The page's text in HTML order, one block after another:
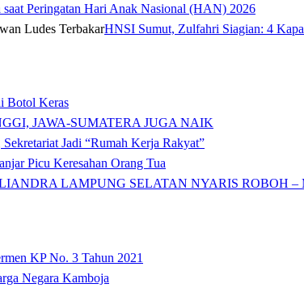
saat Peringatan Hari Anak Nasional (HAN) 2026
HNSI Sumut, Zulfahri Siagian: 4
Botol Keras
JAWA-SUMATERA JUGA NAIK
Jadi “Rumah Kerja Rakyat”
Picu Keresahan Orang Tua
LAMPUNG SELATAN NYARIS ROBOH
KP No. 3 Tahun 2021
Negara Kamboja